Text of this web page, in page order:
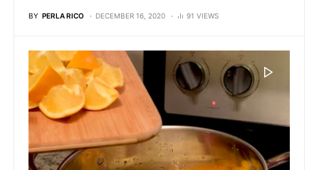
BY PERLA RICO DECEMBER 16, 2020 91 VIEWS